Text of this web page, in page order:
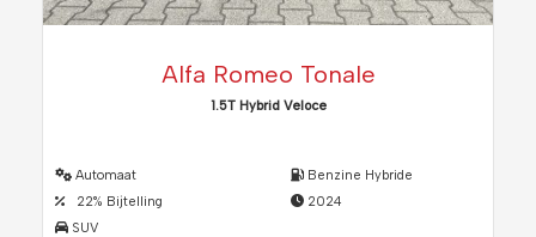
Alfa Romeo Tonale
1.5T Hybrid Veloce
Automaat
22% Bijtelling
SUV
Benzine Hybride
2024